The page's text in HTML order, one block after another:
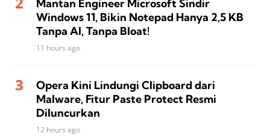
Mantan Engineer Microsoft Sindir
Windows 11, Bikin Notepad Hanya 2,5 KB
Tanpa AI, Tanpa Bloat!
11 hours ago
Opera Kini Lindungi Clipboard dari
Malware, Fitur Paste Protect Resmi
Diluncurkan
12 hours ago